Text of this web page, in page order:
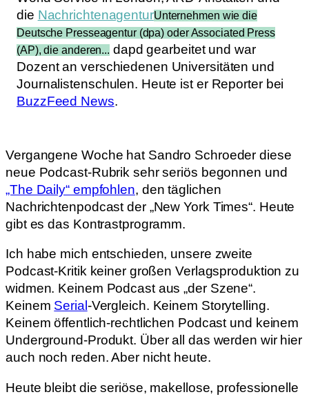
die NachrichtenagenturUnternehmen wie die
Deutsche Presseagentur (dpa) oder Associated Press
(AP), die anderen... dapd gearbeitet und war
Dozent an verschiedenen Universitäten und
Journalistenschulen. Heute ist er Reporter bei
Buzz­Feed News.
Vergangene Woche hat Sandro Schroeder diese
neue Podcast-Rubrik sehr seriös begonnen und
„The Daily“ empfohlen, den täglichen
Nachrichtenpodcast der „New York Times“. Heute
gibt es das Kontrastprogramm.
Ich habe mich entschieden, unsere zweite
Podcast-Kritik keiner großen Verlagsproduktion zu
widmen. Keinem Podcast aus „der Szene“.
Keinem Serial-Vergleich. Keinem Storytelling.
Keinem öffentlich-rechtlichen Podcast und keinem
Underground-Produkt. Über all das werden wir hier
auch noch reden. Aber nicht heute.
Heute bleibt die seriöse, makellose, professionelle